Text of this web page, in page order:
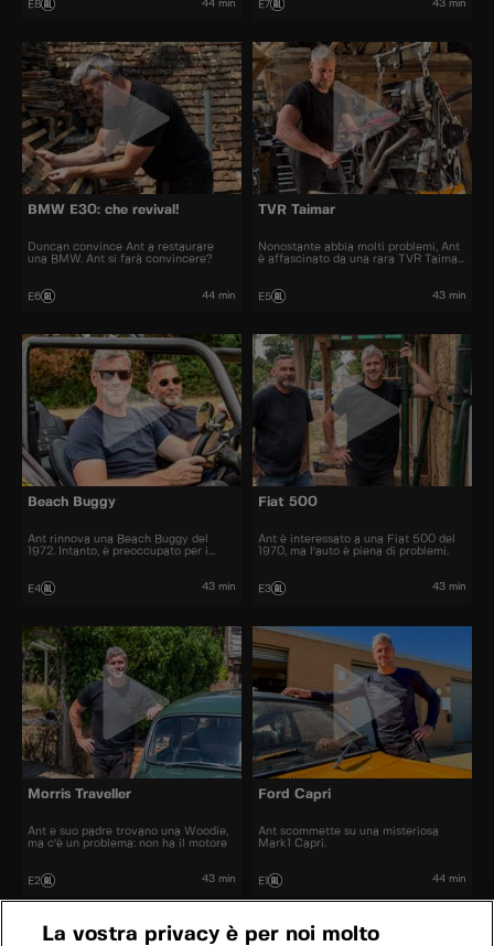
E8 44 min E7 43 min
BMW E30: che revival!
Duncan convince Ant a restaurare
una BMW. Ant si farà convincere?
E6 44 min
TVR Taimar
Nonostante abbia molti problemi, Ant
è affascinato da una rara TVR Taimar
E5 43 min
Beach Buggy
Ant rinnova una Beach Buggy del
1972. Intanto, è preoccupato per i
E4 43 min
Fiat 500
Ant è interessato a una Fiat 500 del
1970, ma l'auto è piena di problemi.
E3 43 min
Morris Traveller
Ant e suo padre trovano una Woodie,
ma c'è un problema: non ha il motore
E2 43 min
Ford Capri
Ant scommette su una misteriosa
Mark1 Capri.
E1 44 min
La vostra privacy è per noi molto